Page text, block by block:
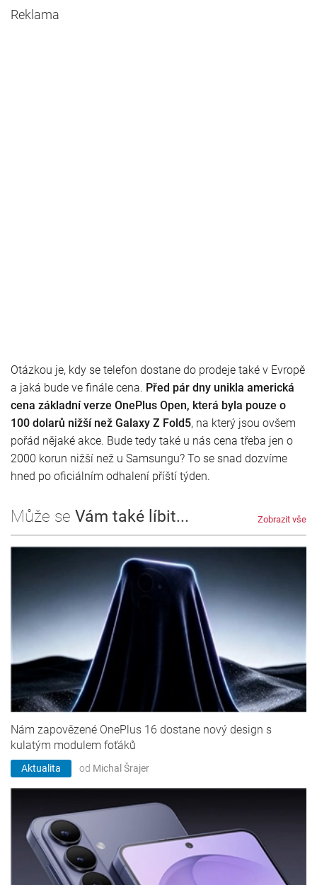
Reklama
Otázkou je, kdy se telefon dostane do prodeje také v Evropě
a jaká bude ve finále cena. Před pár dny unikla americká
cena základní verze OnePlus Open, která byla pouze o
100 dolarů nižší než Galaxy Z Fold5, na který jsou ovšem
pořád nějaké akce. Bude tedy také u nás cena třeba jen o
2000 korun nižší než u Samsungu? To se snad dozvíme
hned po oficiálním odhalení příští týden.
Může se Vám také líbit... Zobrazit vše
Nám zapovězené OnePlus 16 dostane nový design s
kulatým modulem foťáků
Aktualita od Michal Šrajer